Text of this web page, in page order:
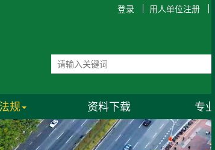
登录 用人单位注册
规 资料下载 专